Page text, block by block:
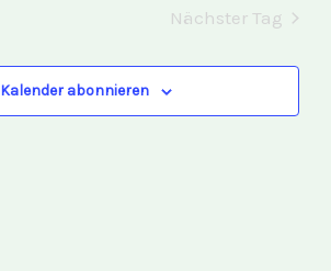
Ansichten,
Navigation
Nächster Tag
Kalender abonnieren